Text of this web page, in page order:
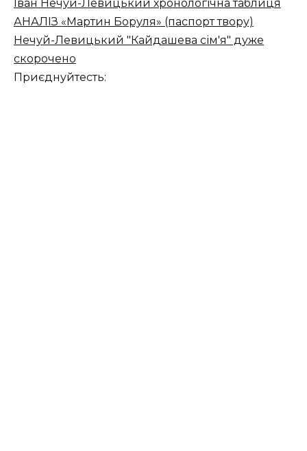
Іван Нечуй-Левицький хронологічна таблиця
АНАЛІЗ «Мартин Боруля» (паспорт твору)
Нечуй-Левицький "Кайдашева сім'я" дуже
скорочено
Приєднуйтесть: